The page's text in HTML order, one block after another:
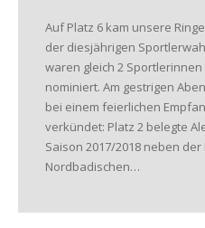
Auf Platz 6 kam unsere
der diesjährigen
waren gleich 2
nominiert. Am gestrigen
bei einem feierlichen
verkündet: Platz 2 belegte
Saison 2017/2018 neben
Nordbadischen…